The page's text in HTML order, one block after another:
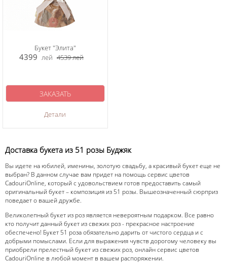
Букет "Элита"
4399 лей 4539лей
Детали
ЗАКАЗАТЬ
Доставка букета из 51 розы Буджяк
Вы идете на юбилей, именины, золотую свадьбу, а красивый букет еще не
выбран? В данном случае вам придет на помощь сервис цветов
CadouriOnline, который с удовольствием готов предоставить самый
оригинальный букет – композиция из 51 розы. Вышеозначенный сюрприз
поведает о вашей дружбе.
Великолепный букет из роз является невероятным подарком. Все равно
кто получит данный букет из свежих роз - прекрасное настроение
обеспечено! Букет 51 роза обязательно дарить от чистого сердца и с
добрыми помыслами. Если для выражения чувств дорогому человеку вы
приобрели прелестный букет из свежих роз, онлайн сервис цветов
CadouriOnline в любой момент в вашем распоряжении.